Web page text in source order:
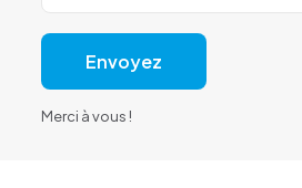
Merci à vous !